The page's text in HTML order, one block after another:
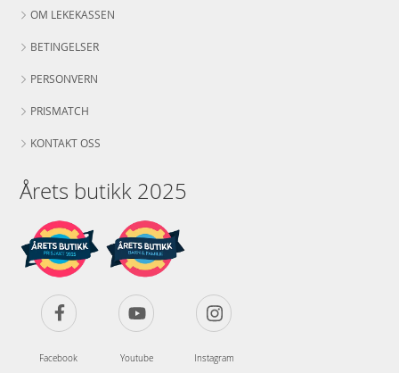
OM LEKEKASSEN
BETINGELSER
PERSONVERN
PRISMATCH
KONTAKT OSS
Årets butikk 2025
Facebook Youtube Instagram